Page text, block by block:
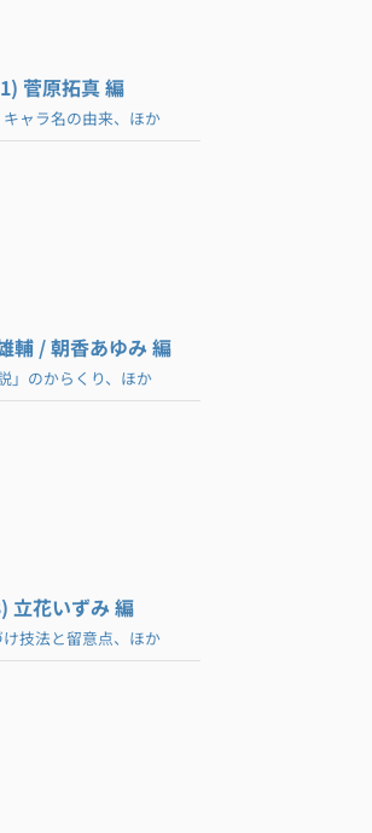
菅原拓真 編
ャラ名の由来、ほか
輔 / 朝香あゆみ 編
」のからくり、ほか
立花いずみ 編
技法と留意点、ほか